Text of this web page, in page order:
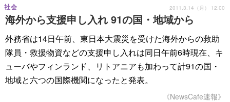
海外から支援申し入れ 91の国・地域から
社会 2011.3.14（月） 12:00
外務省は14日午前、東日本大震災を受けた海外からの救助
隊員・救援物資などの支援申し入れは同日午前6時現在、キ
ューバやフィンランド、リトアニアも加わって計91の国・
地域と六つの国際機関になったと発表。
《NewsCafe速報》